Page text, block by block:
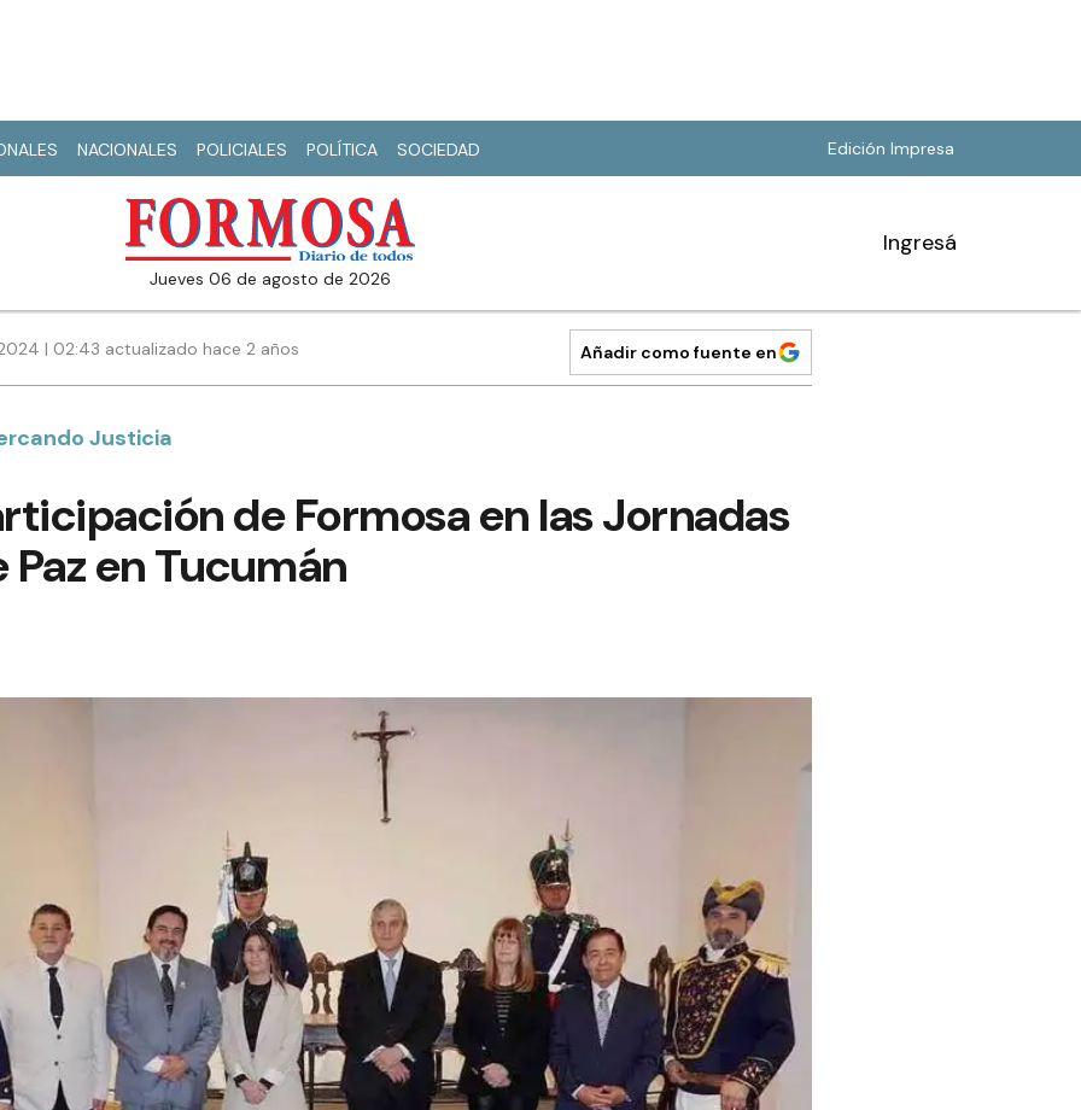
NACIONALES POLICIALES POLÍTICA SOCIEDAD Edición Impresa
jueves 06 de agosto de 2026
Ingresá
| 02:43 actualizado hace 2 años Añadir como fuente en
Justicia
de Formosa en las Jornadas
en Tucumán